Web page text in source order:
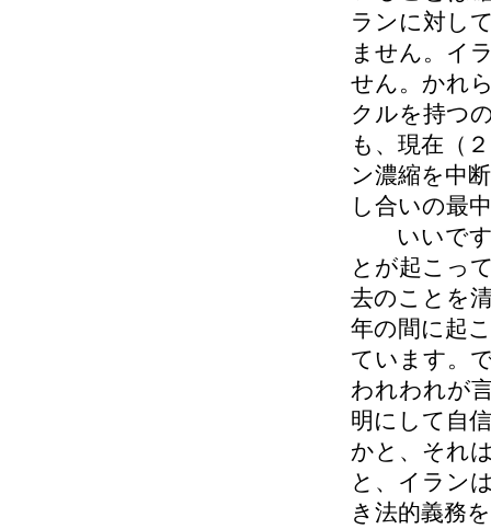
ランに対し
ません。イ
せん。かれ
クルを持つ
も、現在（
ン濃縮を中
し合いの最
いいです
とが起こっ
去のことを
年の間に起
ています。
われわれが
明にして自
かと、それ
と、イラン
き法的義務